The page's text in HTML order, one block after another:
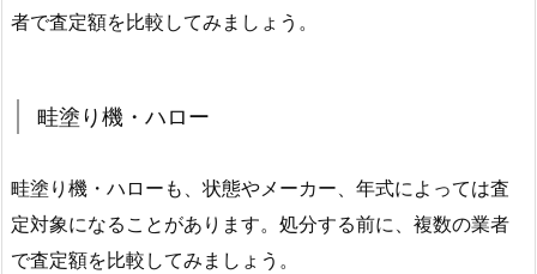
者で査定額を比較してみましょう。
畦塗り機・ハロー
畦塗り機・ハローも、状態やメーカー、年式によっては査
定対象になることがあります。処分する前に、複数の業者
で査定額を比較してみましょう。